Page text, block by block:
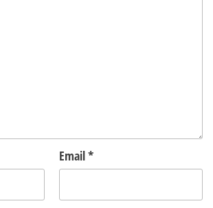
Email*